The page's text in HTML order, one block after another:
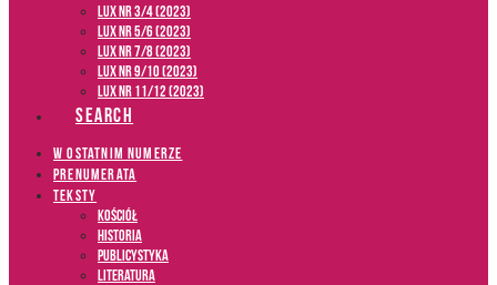
LUX NR 3/4 (2023)
LUX NR 5/6 (2023)
LUX NR 7/8 (2023)
LUX NR 9/10 (2023)
LUX NR 11/12 (2023)
SEARCH
W OSTATNIM NUMERZE
PRENUMERATA
TEKSTY
Kościół
Historia
Publicystyka
Literatura